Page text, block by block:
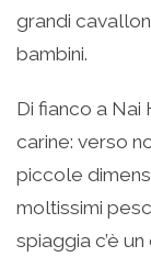
grandi
bambini.
Di fianco a
carine: verso
piccole
moltissimi
spiaggia c’è